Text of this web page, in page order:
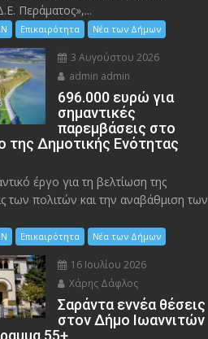
Περάματος»,...
Επικαιρότητα Νέα των Δήμων
3 Αυγούστου 2026
admin admin
696.000 ευρώ για
σημαντικές
παρεμβάσεις στο
της Δημοτικής Ενότητας
έργο για τη βελτίωση της
των πολιτών και την αναβάθμιση των
Επικαιρότητα Νέα των Δήμων
16 Ιουλίου 2026
Χάρης Δάφλος
Σαράντα εννέα θέσεις
στον Δήμο Ιωαννιτών
55+